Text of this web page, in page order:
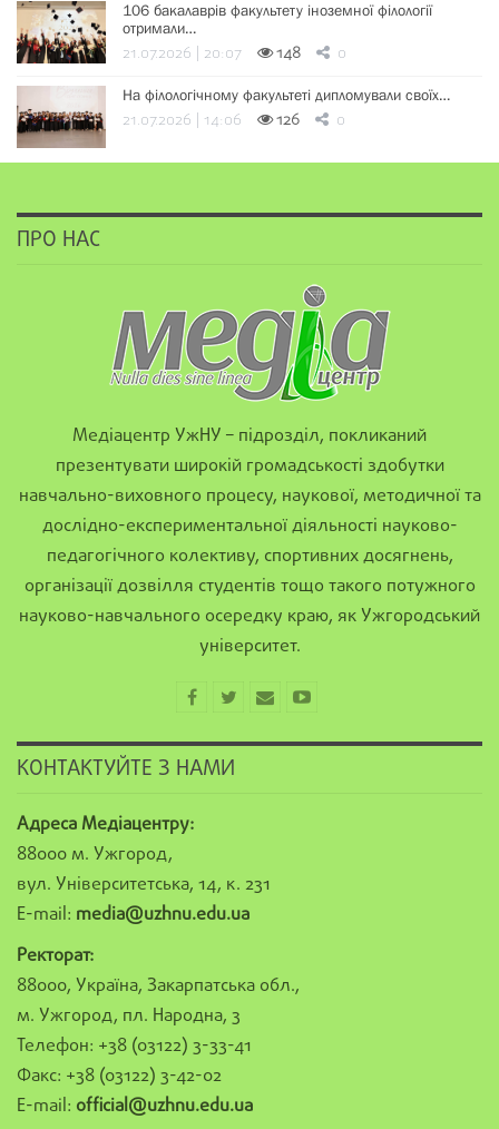
106 бакалаврів факультету іноземної філології
отримали…
21.07.2026 | 20:07 148 0
На філологічному факультеті дипломували своїх…
21.07.2026 | 14:06 126 0
ПРО НАС
Медіацентр УжНУ – підрозділ, покликаний
презентувати широкій громадськості здобутки
навчально-виховного процесу, наукової, методичної та
дослідно-експериментальної діяльності науково-
педагогічного колективу, спортивних досягнень,
організації дозвілля студентів тощо такого потужного
науково-навчального осередку краю, як Ужгородський
університет.
КОНТАКТУЙТЕ З НАМИ
Адреса Медіацентру:
88000 м. Ужгород,
вул. Університетська, 14, к. 231
E-mail: media@uzhnu.edu.ua
Ректорат:
88000, Україна, Закарпатська обл.,
м. Ужгород, пл. Народна, 3
Телефон: +38 (03122) 3-33-41
Факс: +38 (03122) 3-42-02
E-mail: official@uzhnu.edu.ua